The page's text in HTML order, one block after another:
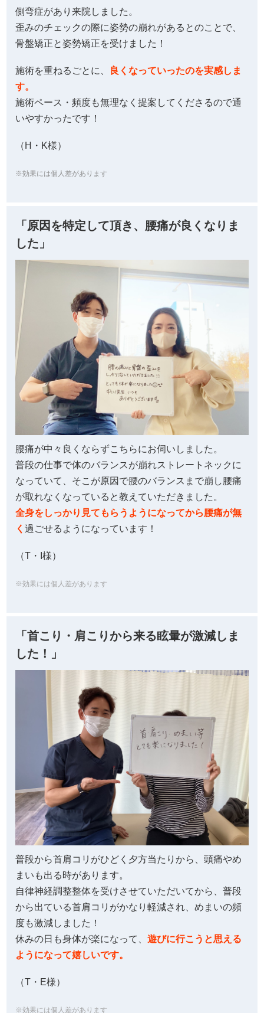
側弯症があり来院しました。
歪みのチェックの際に姿勢の崩れがあるとのことで、
骨盤矯正と姿勢矯正を受けました！
施術を重ねるごとに、
良くなっていったのを実感しま
す。
施術ペース・頻度も無理なく提案してくださるので通
いやすかったです！
（H・K様）
※効果には個人差があります
「原因を特定して頂き、腰痛が良くなりま
した」
腰痛が中々良くならずこちらにお伺いしました。
普段の仕事で体のバランスが崩れストレートネックに
なっていて、そこが原因で腰のバランスまで崩し腰痛
が取れなくなっていると教えていただきました。
全身をしっかり見てもらうようになってから腰痛が無
く 過ごせるようになっています！
（T・I様）
※効果には個人差があります
「首こり・肩こりから来る眩暈が激減しま
した！」
普段から首肩コリがひどく夕方当たりから、頭痛やめ
まいも出る時があります。
自律神経調整整体を受けさせていただいてから、普段
から出ている首肩コリがかなり軽減され、めまいの頻
度も激減しました！
休みの日も身体が楽になって、 遊びに行こうと思える
ようになって嬉しいです。
（T・E様）
※効果には個人差があります